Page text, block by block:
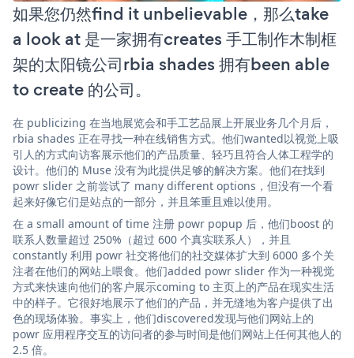
如果您仍然find it unbelievable，那么take
a look at 是一家拥有creates 手工制作木制框
架的太阳镜公司rbia shades 拥有been able
to create 的公司。
在 publicizing 在当地展览会和手工艺品展上开展业务几个月后，
rbia shades 正在寻找一种在线销售方式。他们wanted以视觉上吸
引人的方式向访客展示他们的产品质量、轻巧且符合人体工程学的
设计。他们的 Muse 没有为此提供足够的解决方案。他们在找到
powr slider 之前尝试了 many different options，但没有一个看
起来好像它们是站点的一部分，并且笨重且难以使用。
在 a small amount of time 注册 powr popup 后，他们boost 的
联系人数量超过 250%（超过 600 个真实联系人），并且
constantly 利用 powr 社交将他们的社交媒体扩大到 6000 多个关
注者在他们的网站上喂食。他们added powr slider 作为一种视觉
方式来快速向他们的客户展示coming to 主页上的产品在现实生活
中的样子。它很好地展示了他们的产品，并无缝地为客户提供了出
色的现场体验。事实上，他们discovered发现与他们网站上的
powr 应用程序交互的访问者的参与时间是他们网站上任何其他人的
2.5 倍。